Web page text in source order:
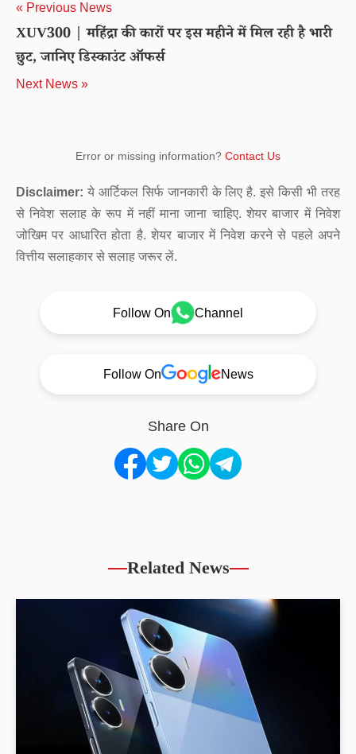
« Previous News
XUV300 | महिंद्रा की कारों पर इस महीने में मिल रही है भारी
छुट, जानिए डिस्काउंट ऑफर्स
Next News »
Error or missing information? Contact Us
Disclaimer: ये आर्टिकल सिर्फ जानकारी के लिए है. इसे किसी भी तरह
से निवेश सलाह के रूप में नहीं माना जाना चाहिए. शेयर बाजार में निवेश
जोखिम पर आधारित होता है. शेयर बाजार में निवेश करने से पहले अपने
वित्तीय सलाहकार से सलाह जरूर लें.
Follow On Channel
Follow On News
Share On
Related News